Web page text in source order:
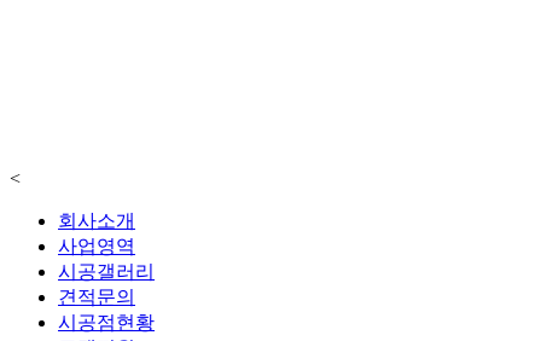
<
회사소개
사업영역
시공갤러리
견적문의
시공점현황